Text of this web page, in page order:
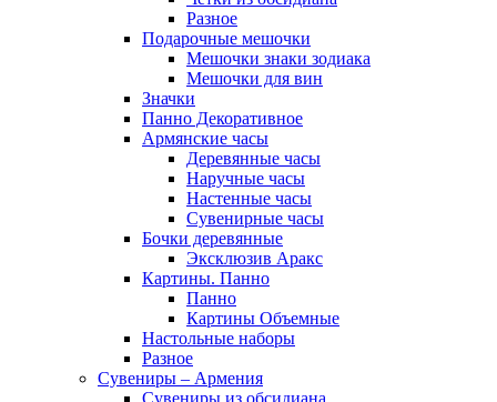
Разное
Подарочные мешочки
Мешочки знаки зодиака
Мешочки для вин
Значки
Панно Декоративное
Армянские часы
Деревянные часы
Наручные часы
Настенные часы
Сувенирные часы
Бочки деревянные
Эксклюзив Аракс
Картины. Панно
Панно
Картины Объемные
Настольные наборы
Разное
Сувениры – Армения
Сувениры из обсидиана